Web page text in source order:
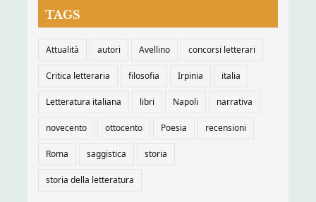
TAGS
Attualità autori Avellino concorsi letterari
Critica letteraria filosofia Irpinia italia
Letteratura italiana libri Napoli narrativa
novecento ottocento Poesia recensioni
Roma saggistica storia
storia della letteratura